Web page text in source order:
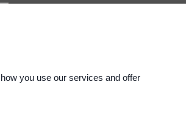
you use our services and offer